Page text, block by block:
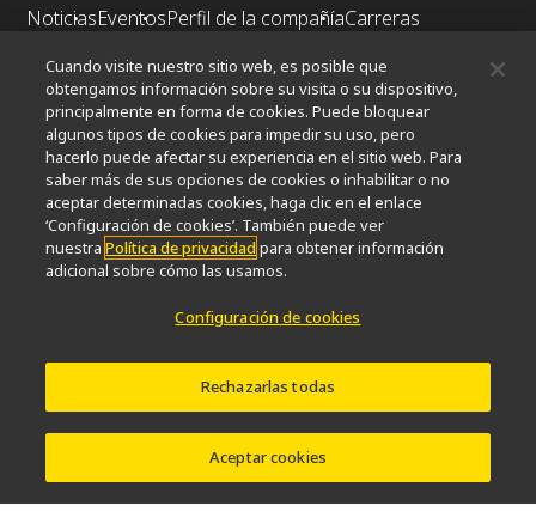
NoticiasEventosPerfil de la compañíaCarreras
Nikon Microscopes 100th Anniversary
Popular Links
Últimas noticias y novedadesSelector de objetivos
Resolution CalculatorPubScopeOEM
Nikon Small World
MicroscopyU
Otros Productos Nikon
Productos de imagen
Sistemas de litografía semiconductores
Sistemas de litografía FPD
Cuando visite nuestro sitio web, es posible que
obtengamos información sobre su visita o su dispositivo,
principalmente en forma de cookies. Puede bloquear
algunos tipos de cookies para impedir su uso, pero
hacerlo puede afectar su experiencia en el sitio web. Para
saber más de sus opciones de cookies o inhabilitar o no
aceptar determinadas cookies, haga clic en el enlace
‘Configuración de cookies’. También puede ver
nuestraPolítica de privacidad para obtener información
adicional sobre cómo las usamos.
Configuración de cookies
Rechazarlas todas
Aceptar cookies